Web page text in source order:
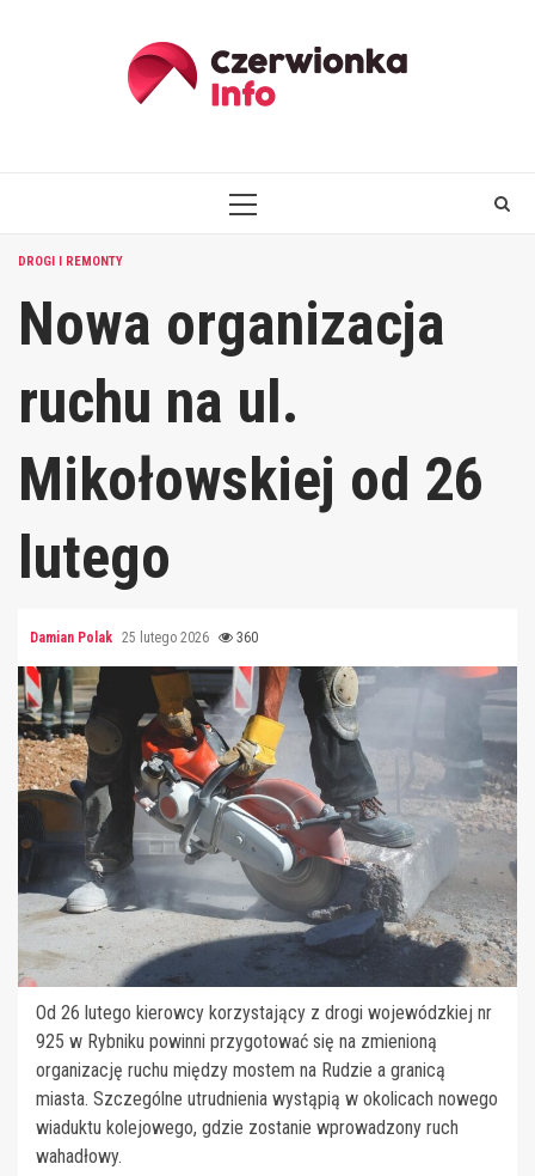
PRIMARY
DROGI I REMONTY
Nowa organizacja
ruchu na ul.
Mikołowskiej od 26
lutego
Damian Polak 25 lutego 2026 360
Od 26 lutego kierowcy korzystający z drogi wojewódzkiej nr
925 w Rybniku powinni przygotować się na zmienioną
organizację ruchu między mostem na Rudzie a granicą
miasta. Szczególne utrudnienia wystąpią w okolicach nowego
wiaduktu kolejowego, gdzie zostanie wprowadzony ruch
wahadłowy.